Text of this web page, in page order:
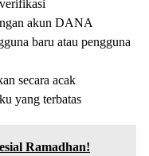
akun DANA
baru atau pengguna
secara acak
yang terbatas
Ramadhan!